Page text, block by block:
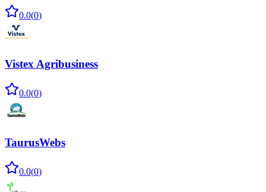
0.0(0)
Vistex Agribusiness
0.0(0)
TaurusWebs
0.0(0)